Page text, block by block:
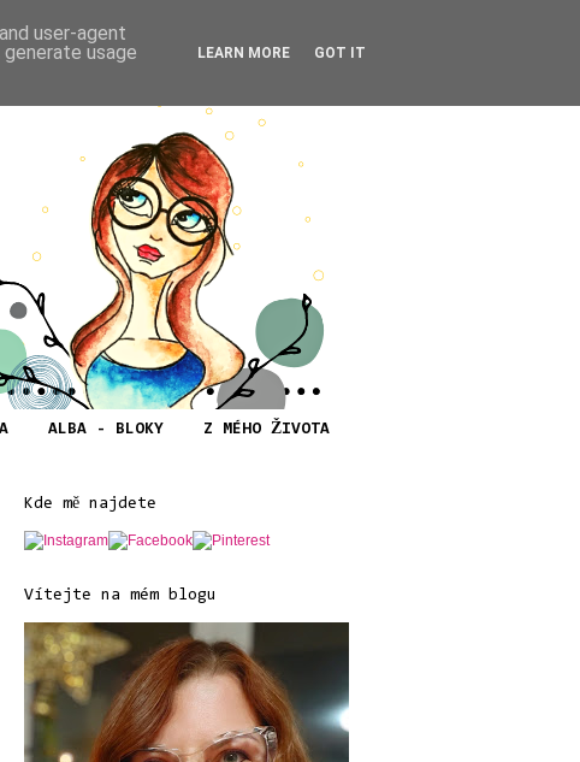
ALBA - BLOKY Z MÉHO ŽIVOTA
Kde mě najdete
Vítejte na mém blogu
user-agent
usage
LEARN MORE GOT IT